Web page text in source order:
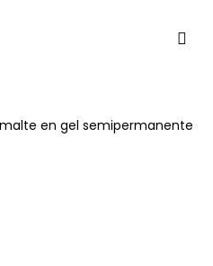
en gel semipermanente